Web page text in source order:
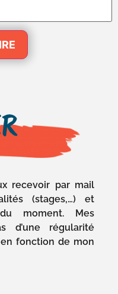
recevoir par mail
(stages,…) et
moment. Mes
d’une régularité
fonction de mon